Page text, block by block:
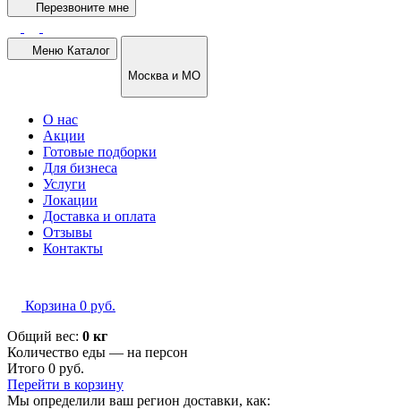
Перезвоните мне
Меню Каталог
Москва и МО
О нас
Акции
Готовые подборки
Для бизнеса
Услуги
Локации
Доставка и оплата
Отзывы
Контакты
Корзина 0 руб.
Общий вес: 0 кг
Количество еды — на персон
Итого 0 руб.
Перейти в корзину
Мы определили ваш регион доставки, как: